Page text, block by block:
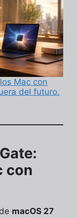
Mac con
del futuro.
con
macOS 27